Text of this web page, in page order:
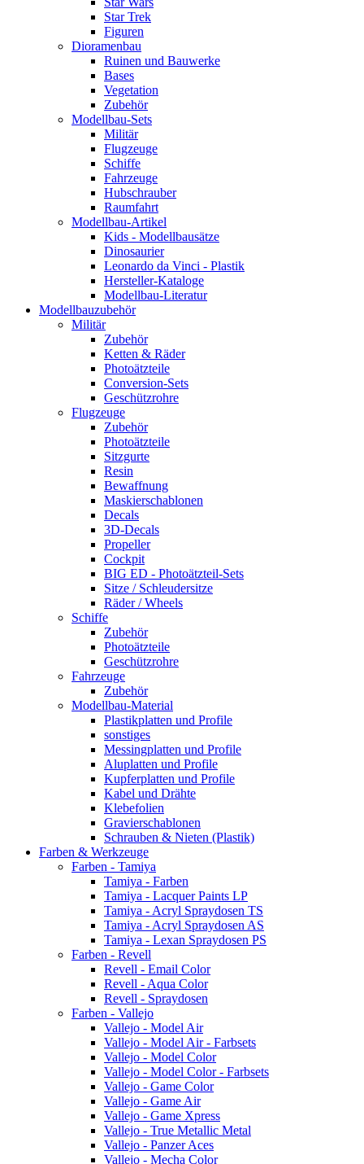
Star Trek
Figuren
Dioramenbau
Ruinen und Bauwerke
Bases
Vegetation
Zubehör
Modellbau-Sets
Militär
Flugzeuge
Schiffe
Fahrzeuge
Hubschrauber
Raumfahrt
Modellbau-Artikel
Kids - Modellbausätze
Dinosaurier
Leonardo da Vinci - Plastik
Hersteller-Kataloge
Modellbau-Literatur
Modellbauzubehör
Militär
Zubehör
Ketten & Räder
Photoätzteile
Conversion-Sets
Geschützrohre
Flugzeuge
Zubehör
Photoätzteile
Sitzgurte
Resin
Bewaffnung
Maskierschablonen
Decals
3D-Decals
Propeller
Cockpit
BIG ED - Photoätzteil-Sets
Sitze / Schleudersitze
Räder / Wheels
Schiffe
Zubehör
Photoätzteile
Geschützrohre
Fahrzeuge
Zubehör
Modellbau-Material
Plastikplatten und Profile
sonstiges
Messingplatten und Profile
Aluplatten und Profile
Kupferplatten und Profile
Kabel und Drähte
Klebefolien
Gravierschablonen
Schrauben & Nieten (Plastik)
Farben & Werkzeuge
Farben - Tamiya
Tamiya - Farben
Tamiya - Lacquer Paints LP
Tamiya - Acryl Spraydosen TS
Tamiya - Acryl Spraydosen AS
Tamiya - Lexan Spraydosen PS
Farben - Revell
Revell - Email Color
Revell - Aqua Color
Revell - Spraydosen
Farben - Vallejo
Vallejo - Model Air
Vallejo - Model Air - Farbsets
Vallejo - Model Color
Vallejo - Model Color - Farbsets
Vallejo - Game Color
Vallejo - Game Air
Vallejo - Game Xpress
Vallejo - True Metallic Metal
Vallejo - Panzer Aces
Vallejo - Mecha Color